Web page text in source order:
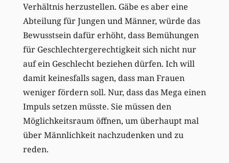
Verhältnis herzustellen. Gäbe es aber eine
Abteilung für Jungen und Männer, würde das
Bewusstsein dafür erhöht, dass Bemühungen
für Geschlechtergerechtigkeit sich nicht nur
auf ein Geschlecht beziehen dürfen. Ich will
damit keinesfalls sagen, dass man Frauen
weniger fördern soll. Nur, dass das Mega einen
Impuls setzen müsste. Sie müssen den
Möglichkeitsraum öffnen, um überhaupt mal
über Männlichkeit nachzudenken und zu
reden.